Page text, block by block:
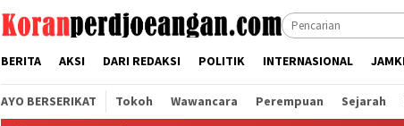
BERITA AKSI DARI REDAKSI POLITIK INTERNASIONAL
AYO BERSERIKAT Tokoh Wawancara Perempuan Sejarah